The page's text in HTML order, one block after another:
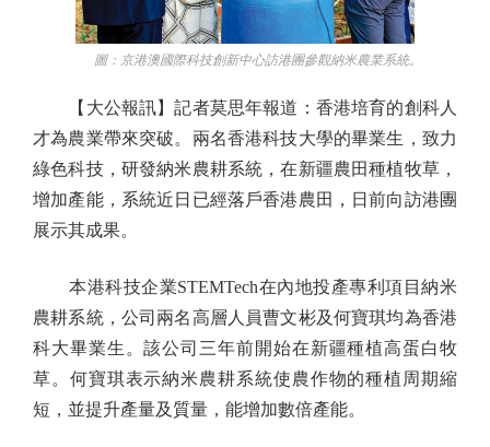
圖：京港澳國際科技創新中心訪港團參觀納米農業系統。
【大公報訊】記者莫思年報道：香港培育的創科人
才為農業帶來突破。兩名香港科技大學的畢業生，致力
綠色科技，研發納米農耕系統，在新疆農田種植牧草，
增加產能，系統近日已經落戶香港農田，日前向訪港團
展示其成果。
本港科技企業STEMTech在內地投產專利項目納米
農耕系統，公司兩名高層人員曹文彬及何寶琪均為香港
科大畢業生。該公司三年前開始在新疆種植高蛋白牧
草。何寶琪表示納米農耕系統使農作物的種植周期縮
短，並提升產量及質量，能增加數倍產能。